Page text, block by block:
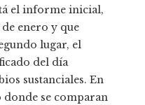
el informe inicial,
enero y que
lugar, el
del día
sustanciales. En
se comparan